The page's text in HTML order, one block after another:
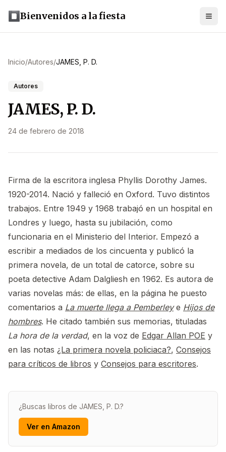
Bienvenidos a la fiesta
Inicio/Autores/JAMES, P. D.
Autores
JAMES, P. D.
24 de febrero de 2018
Firma de la escritora inglesa Phyllis Dorothy James.
1920-2014. Nació y falleció en Oxford. Tuvo distintos
trabajos. Entre 1949 y 1968 trabajó en un hospital en
Londres y luego, hasta su jubilación, como
funcionaria en el Ministerio del Interior. Empezó a
escribir a mediados de los cincuenta y publicó la
primera novela, de un total de catorce, sobre su
poeta detective Adam Dalgliesh en 1962. Es autora de
varias novelas más: de ellas, en la página he puesto
comentarios a La muerte llega a Pemberleye Hijos de
hombres. He citado también sus memorias, tituladas
La hora de la verdad, en la voz de Edgar Allan POE y
en las notas ¿La primera novela policiaca?, Consejos
para críticos de libros y Consejos para escritores.
¿Buscas libros de JAMES, P. D.?
Ver en Amazon